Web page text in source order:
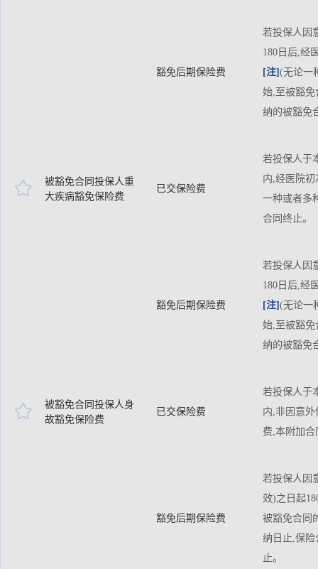
豁免后期保险费
若投保人因
180日后,经
[注](无论一
始,至被豁
纳的被豁免

被豁免合同投保人重
大疾病豁免保险费
已交保险费
若投保人于
内,经医院
一种或者多
合同终止。
豁免后期保险费
若投保人因
180日后,经
[注](无论一
始,至被豁
纳的被豁免

被豁免合同投保人身
故豁免保险费
已交保险费
若投保人于
内,非因意
费,本附加
豁免后期保险费
若投保人因
效)之日起
被豁免合同
纳日止,保
止。